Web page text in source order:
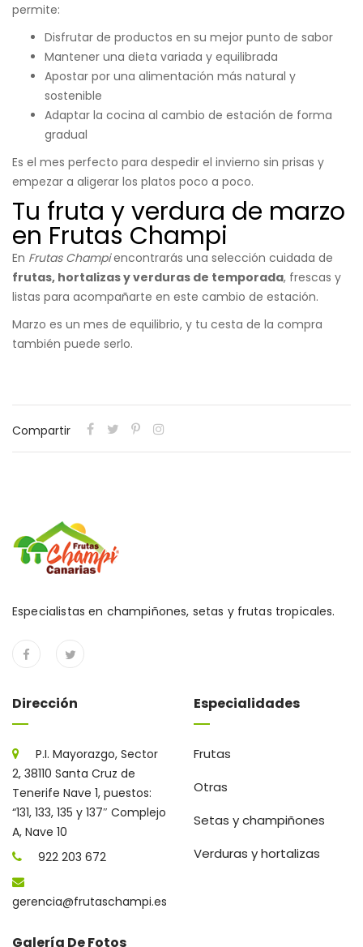
permite:
Disfrutar de productos en su mejor punto de sabor
Mantener una dieta variada y equilibrada
Apostar por una alimentación más natural y
sostenible
Adaptar la cocina al cambio de estación de forma
gradual
Es el mes perfecto para despedir el invierno sin prisas y
empezar a aligerar los platos poco a poco.
Tu fruta y verdura de marzo
en Frutas Champi
En Frutas Champiencontrarás una selección cuidada de
frutas, hortalizas y verduras de temporada, frescas y
listas para acompañarte en este cambio de estación.
Marzo es un mes de equilibrio, y tu cesta de la compra
también puede serlo.
Compartir
Especialistas en champiñones, setas y frutas tropicales.
Dirección
P.I. Mayorazgo, Sector
2, 38110 Santa Cruz de
Tenerife Nave 1, puestos:
“131, 133, 135 y 137″ Complejo
A, Nave 10
922 203 672
gerencia@frutaschampi.es
Especialidades
Frutas
Otras
Setas y champiñones
Verduras y hortalizas
Galería De Fotos